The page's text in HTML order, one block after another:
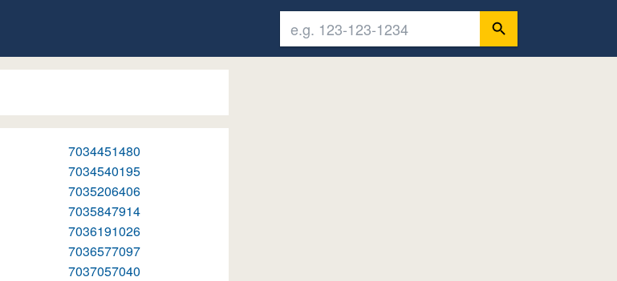
7034451480
7034540195
7035206406
7035847914
7036191026
7036577097
7037057040